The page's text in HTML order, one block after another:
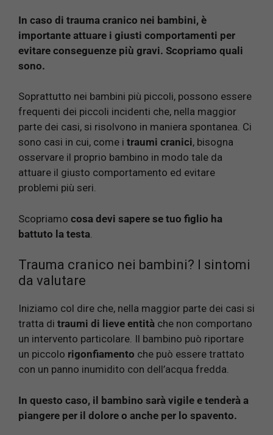
In caso di trauma cranico nei bambini, è
importante attuare i giusti comportamenti per
evitare conseguenze più gravi. Scopriamo quali
sono.
Soprattutto nei bambini più piccoli, possono essere
frequenti dei piccoli incidenti che, nella maggior
parte dei casi, si risolvono in maniera spontanea. Ci
sono casi in cui, come i traumi cranici, bisogna
osservare il proprio bambino in modo tale da
attuare il giusto comportamento ed evitare
problemi più seri.
Scopriamo cosa devi sapere se tuo figlio ha
battuto la testa
Trauma cranico nei bambini? I sintomi
da valutare
Iniziamo col dire che, nella maggior parte dei casi si
tratta di traumi di lieve entità che non comportano
un intervento particolare. Il bambino può riportare
un piccolo rigonfiamento che può essere trattato
con un panno inumidito con dell’acqua fredda.
In questo caso, il bambino sarà vigile e tenderà a
piangere per il dolore o anche per lo spavento.